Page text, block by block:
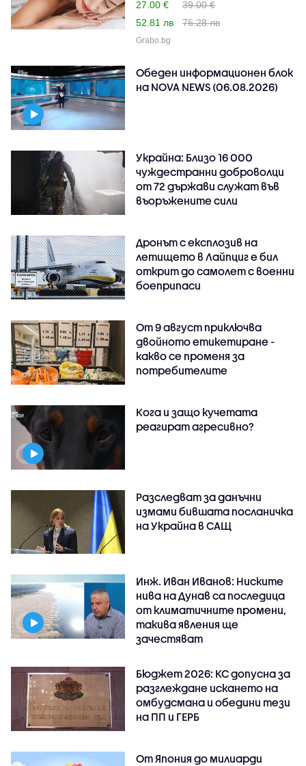
27.00 €
39.00 €
52.81 лв
76.28 лв
Grabo.bg
Обеден информационен блок
на NOVA NEWS (06.08.2026)
Украйна: Близо 16 000
чуждестранни доброволци
от 72 държави служат във
въоръжените сили
Дронът с експлозив на
летището в Лайпциг е бил
открит до самолет с военни
боеприпаси
От 9 август приключва
двойното етикетиране -
какво се променя за
потребителите
Кога и защо кучетата
реагират агресивно?
Разследват за данъчни
измами бившата посланичка
на Украйна в САЩ
Инж. Иван Иванов: Ниските
нива на Дунав са последица
от климатичните промени,
такива явления ще
зачестяват
Бюджет 2026: КС допусна за
разглеждане искането на
омбудсмана и обедини тези
на ПП и ГЕРБ
От Япония до милиарди